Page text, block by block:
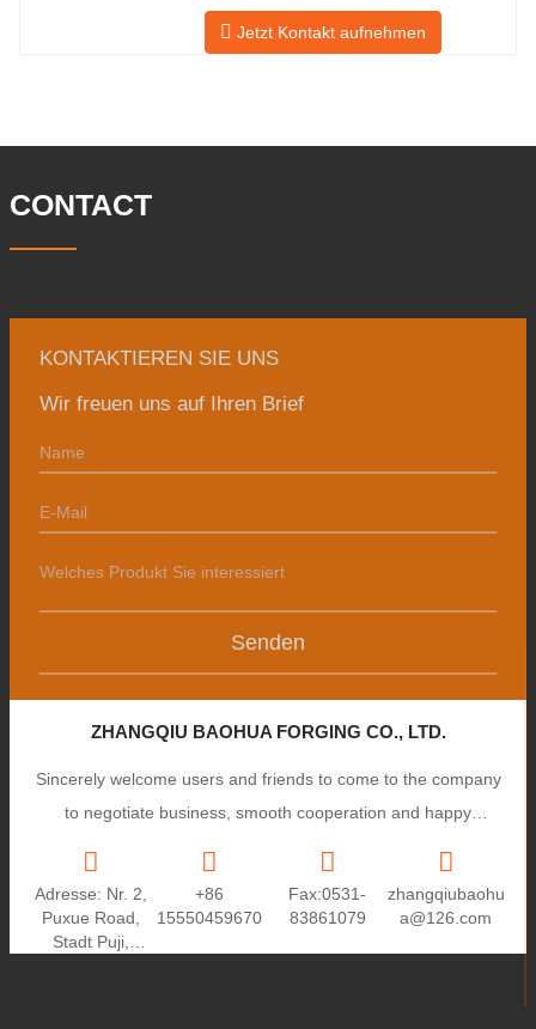
Generationen harter Arbeit umfasst es
nun eine Fläche von 50.000 ㎡ und
von Schmiedestücken beträgt 30.000
Jetzt Kontakt aufnehmen
CONTACT
KONTAKTIEREN SIE UNS
Wir freuen uns auf Ihren Brief
Senden
ZHANGQIU BAOHUA FORGING CO., LTD.
Sincerely welcome users and friends to come to the company
to negotiate business, smooth cooperation and happy
Adresse: Nr. 2,
Puxue Road,
Stadt Puji,
+86
15550459670
Fax:0531-
83861079
zhangqiubaohu
a@126.com